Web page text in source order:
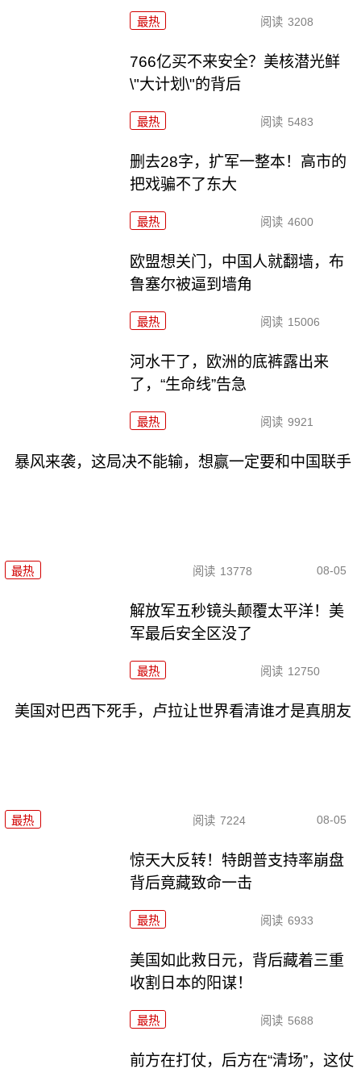
最热 阅读 3208
766亿买不来安全？美核潜光鲜
\"大计划\"的背后
最热 阅读 5483
删去28字，扩军一整本！高市的
把戏骗不了东大
最热 阅读 4600
欧盟想关门，中国人就翻墙，布
鲁塞尔被逼到墙角
最热 阅读 15006
河水干了，欧洲的底裤露出来
了，“生命线”告急
最热 阅读 9921
暴风来袭，这局决不能输，想赢一定要和中国联手
最热 阅读 13778 08-05
解放军五秒镜头颠覆太平洋！美
军最后安全区没了
最热 阅读 12750
美国对巴西下死手，卢拉让世界看清谁才是真朋友
最热 阅读 7224 08-05
惊天大反转！特朗普支持率崩盘
背后竟藏致命一击
最热 阅读 6933
美国如此救日元，背后藏着三重
收割日本的阳谋！
最热 阅读 5688
前方在打仗，后方在“清场”，这仗